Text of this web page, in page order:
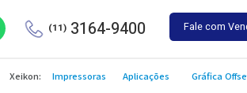
(11)3164-9400
Cartão Xeikon: Impressoras Aplicações